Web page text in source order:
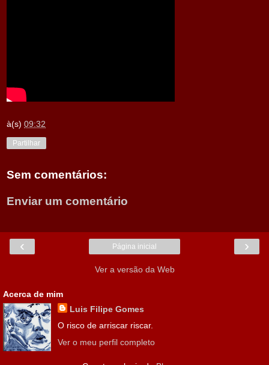
à(s) 09:32
Partilhar
Sem comentários:
Enviar um comentário
‹ ›
Página inicial
Ver a versão da Web
Acerca de mim
Luis Filipe Gomes
O risco de arriscar riscar.
Ver o meu perfil completo